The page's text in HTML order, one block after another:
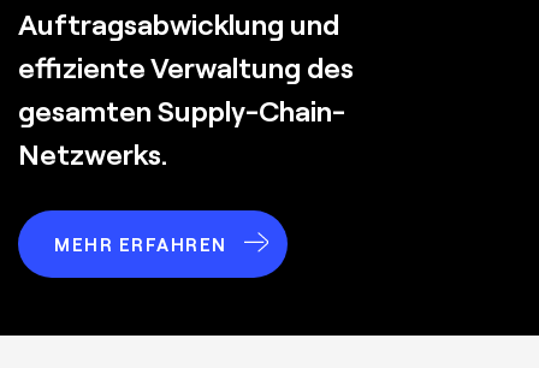
Auftragsabwicklung und
effiziente Verwaltung des
gesamten Supply-Chain-
Netzwerks.
MEHR ERFAHREN